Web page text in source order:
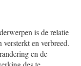
is de relatie
en verbreed.
en de